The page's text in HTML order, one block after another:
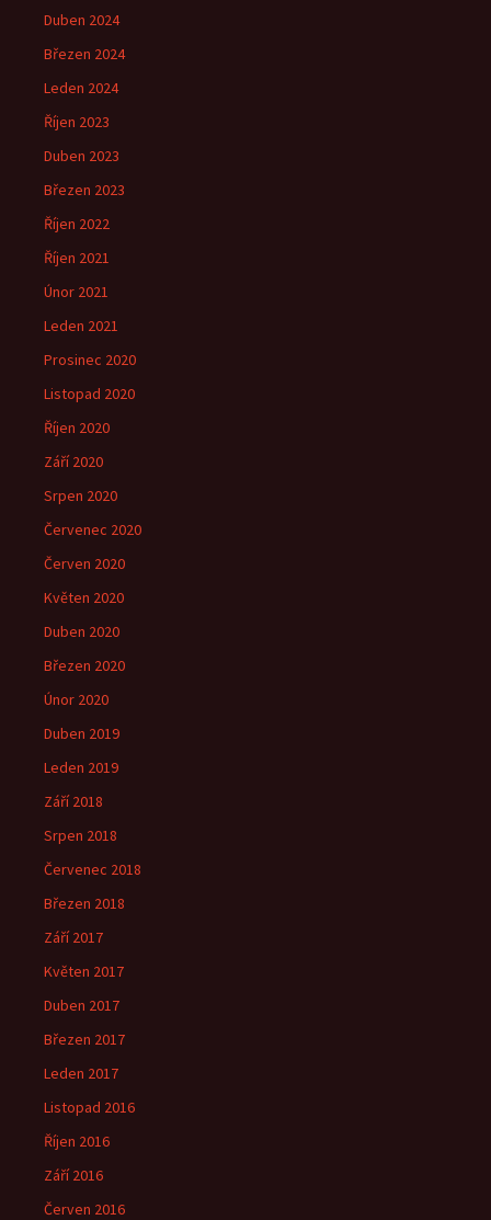
Duben 2024
Březen 2024
Leden 2024
Říjen 2023
Duben 2023
Březen 2023
Říjen 2022
Říjen 2021
Únor 2021
Leden 2021
Prosinec 2020
Listopad 2020
Říjen 2020
Září 2020
Srpen 2020
Červenec 2020
Červen 2020
Květen 2020
Duben 2020
Březen 2020
Únor 2020
Duben 2019
Leden 2019
Září 2018
Srpen 2018
Červenec 2018
Březen 2018
Září 2017
Květen 2017
Duben 2017
Březen 2017
Leden 2017
Listopad 2016
Říjen 2016
Září 2016
Červen 2016